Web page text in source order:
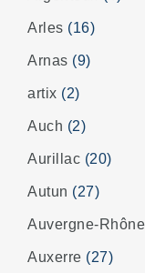
Arles (16)
Arnas (9)
artix (2)
Auch (2)
Aurillac (20)
Autun (27)
Auvergne-
Auxerre (27)